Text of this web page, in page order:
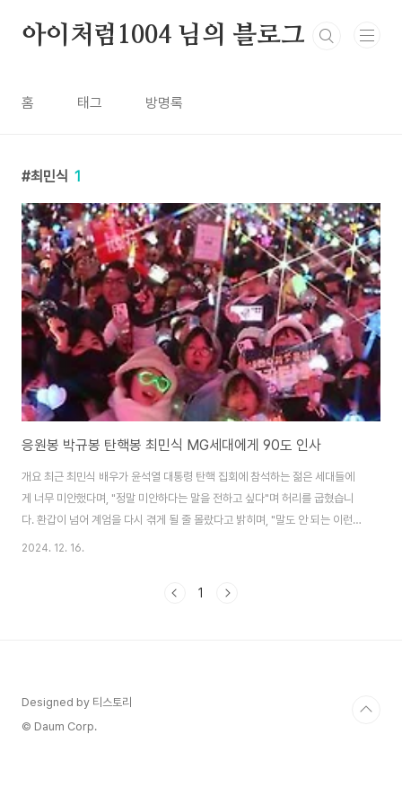
아이처럼1004 님의 블로그
홈 태그 방명록
최민식 1
응원봉 박규봉 탄핵봉 최민식 MG세대에게 90도 인사
개요 최근 최민식 배우가 윤석열 대통령 탄핵 집회에 참석하는 젊은 세대들에
게 너무 미안했다며, "정말 미안하다는 말을 전하고 싶다"며 허리를 굽혔습니
다. 환갑이 넘어 계엄을 다시 겪게 될 줄 몰랐다고 밝히며, "말도 안 되는 이런
세상을 그들에게 또 이렇게 보여줬다"라고 말한 것처럼 정말 말도 안 되는 일이
동, 그리고 다양한 사회 집단을 통합하는 데 있어 밀레니얼 세대와 Z세대(MG)
2024. 12. 16.
1
Designed by 티스토리
© Daum Corp.